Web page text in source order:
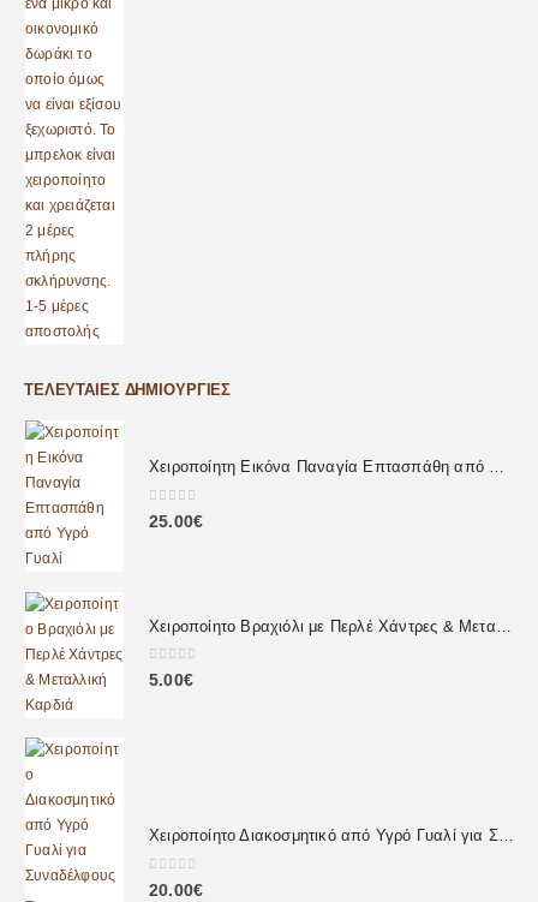
ΤΕΛΕΥΤΑΊΕΣ ΔΗΜΙΟΥΡΓΊΕΣ
Χειροποίητη Εικόνα Παναγία Επτασπάθη από Υγρό Γυαλί
0out of 5
25.00€
0 out of 5
5.00€
Χειροποίητο Διακοσμητικό από Υγρό Γυαλί για Συναδέλφους – Προσωποποιημένο Δώρο με Αφιέρωση
0out of 5
20.00€